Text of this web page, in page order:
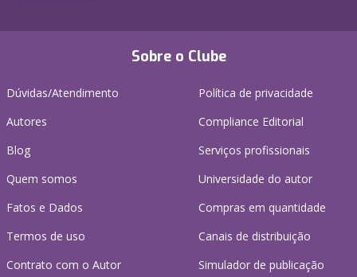
Sobre o Clube
Dúvidas/Atendimento
Autores
Blog
Quem somos
Fatos e Dados
Termos de uso
Contrato com o Autor
Política de privacidade
Compliance Editorial
Serviços profissionais
Universidade do autor
Compras em quantidade
Canais de distribuição
Simulador de publicação